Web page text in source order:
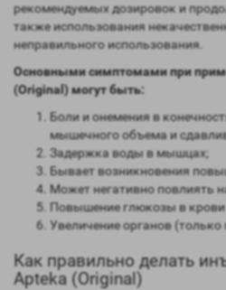
рекомендуемых дозировок и
также использования
неправильного использования.
Основными симптомами при
(Original)могут быть:
Боли и онемения в
мышечного объема и
Задержка воды в мышцах;
Бывает возникновения
Может негативно повлиять
Повышение глюкозы в крови
Увеличение органов
Как правильно делать
Apteka (Original)